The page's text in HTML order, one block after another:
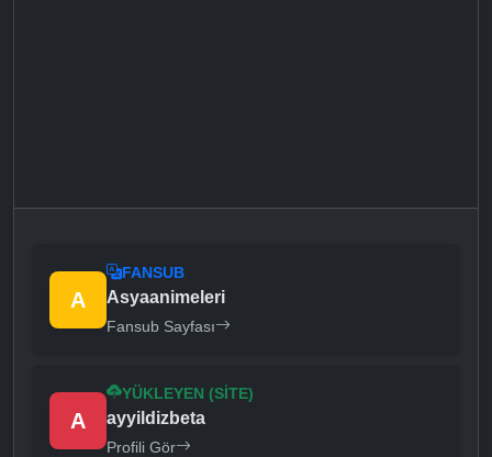
A
FANSUB
Asyaanimeleri
Fansub Sayfası
A
YÜKLEYEN (SITE)
ayyildizbeta
Profili Gör